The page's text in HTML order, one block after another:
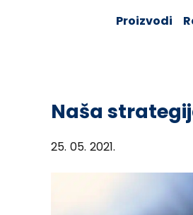
Proizvodi
Naša
25. 05. 2021.